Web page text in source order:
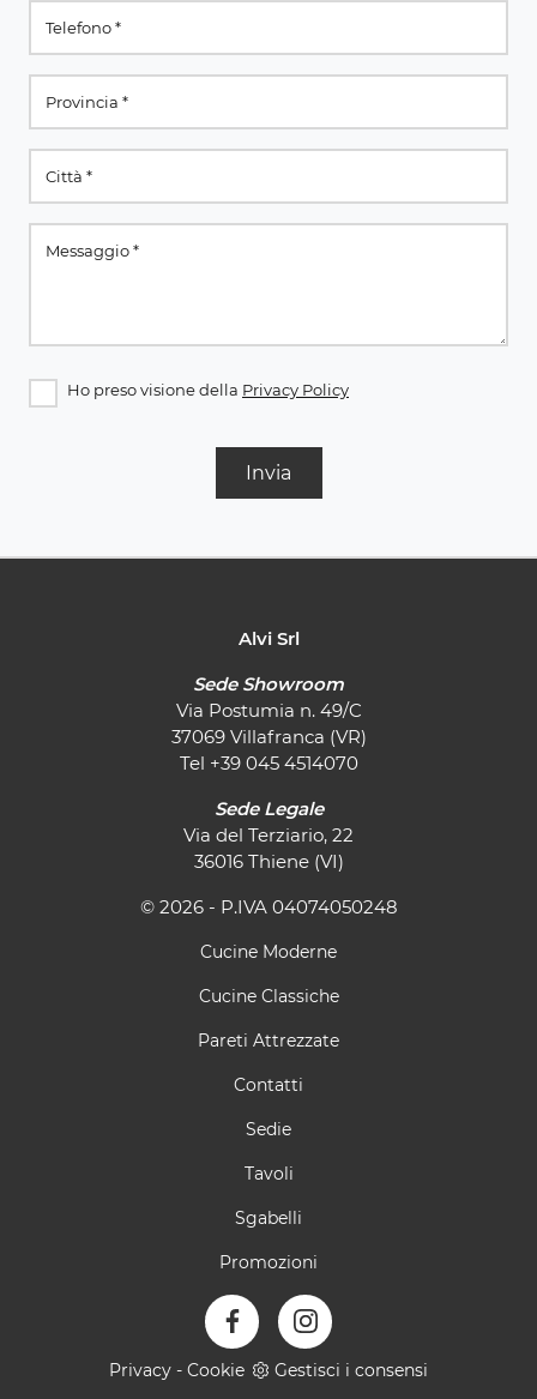
Ho preso visione della Privacy Policy
Invia
Alvi Srl
Sede Showroom
Via Postumia n. 49/C
37069 Villafranca (VR)
Tel +39 045 4514070
Sede Legale
Via del Terziario, 22
36016 Thiene (VI)
© 2026 - P.IVA 04074050248
Cucine Moderne
Cucine Classiche
Pareti Attrezzate
Contatti
Sedie
Tavoli
Sgabelli
Promozioni
Privacy - Cookie Gestisci i consensi